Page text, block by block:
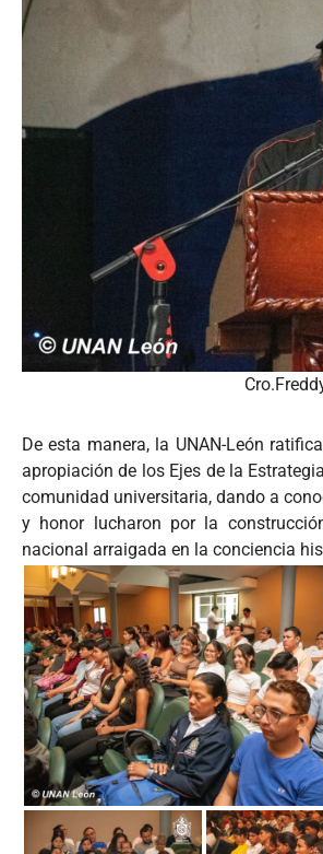
De esta manera, la UNAN-León
apropiación de los Ejes de la
comunidad universitaria, dando a
y honor lucharon por la
nacional arraigada en la conciencia